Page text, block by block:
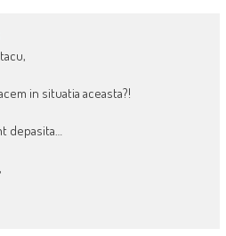
in situatia aceasta?!
depasita…